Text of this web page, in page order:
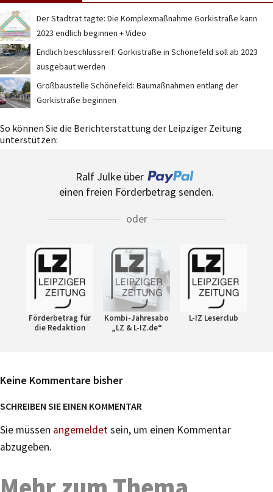
Der Stadtrat tagte: Die Komplexmaßnahme Gorkistraße kann
2023 endlich beginnen + Video
Endlich beschlussreif: Gorkistraße in Schönefeld soll ab 2023
ausgebaut werden
Großbaustelle Schönefeld: Baumaßnahmen entlang der
Gorkistraße beginnen
So können Sie die Berichterstattung der Leipziger Zeitung
unterstützen:
Ralf Julke über
einen freien Förderbetrag senden.
oder
Förderbetrag für
die Redaktion
Kombi-Jahresabo
„LZ & L-IZ.de“
L-IZ Leserclub
Keine Kommentare bisher
SCHREIBEN SIE EINEN KOMMENTAR
Sie müssen angemeldetsein, um einen Kommentar
abzugeben.